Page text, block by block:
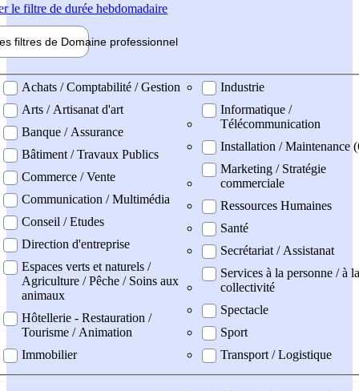
le filtre de durée hebdomadaire
filtres de Domaine professionnel
professionel
Achats / Comptabilité / Gestion
Arts / Artisanat d'art
Banque / Assurance
Bâtiment / Travaux Publics
Commerce / Vente
Communication / Multimédia
Conseil / Etudes
Direction d'entreprise
Espaces verts et naturels /
Agriculture / Pêche / Soins aux
animaux
Hôtellerie - Restauration /
Tourisme / Animation
Immobilier
Industrie
Informatique /
Télécommunication
Installation / Maintenance
Marketing / Stratégie
commerciale
Ressources Humaines
Santé
Secrétariat / Assistanat
Services à la personne / à la
collectivité
Spectacle
Sport
Transport / Logistique